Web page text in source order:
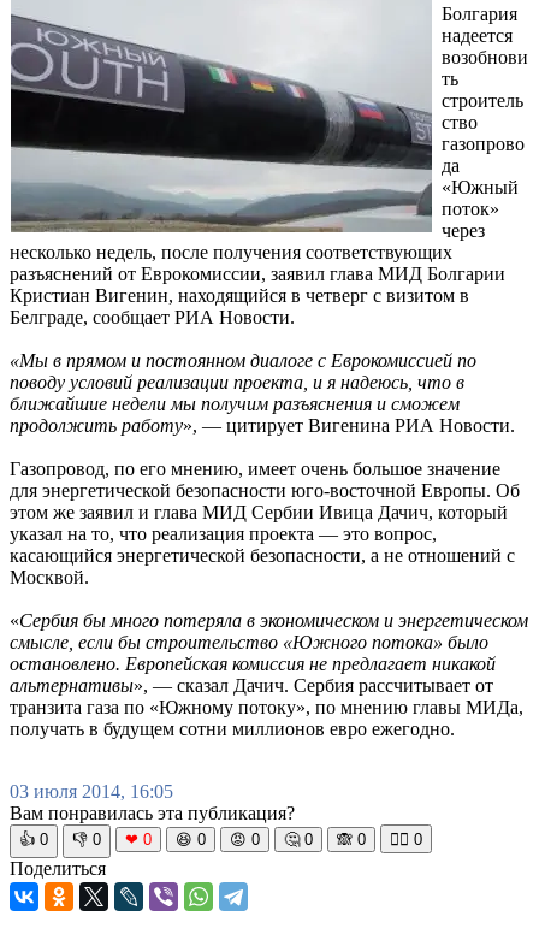
Болгария
надеется
возобнови
ть
строитель
ство
газопрово
да
«Южный
поток»
через
несколько недель, после получения соответствующих
разъяснений от Еврокомиссии, заявил глава МИД Болгарии
Кристиан Вигенин, находящийся в четверг с визитом в
Белграде, сообщает РИА Новости.
«Мы в прямом и постоянном диалоге с Еврокомиссией по
поводу условий реализации проекта, и я надеюсь, что в
ближайшие недели мы получим разъяснения и сможем
продолжить работу», — цитирует Вигенина РИА Новости.
Газопровод, по его мнению, имеет очень большое значение
для энергетической безопасности юго-восточной Европы. Об
этом же заявил и глава МИД Сербии Ивица Дачич, который
указал на то, что реализация проекта — это вопрос,
касающийся энергетической безопасности, а не отношений с
Москвой.
«Сербия бы много потеряла в экономическом и энергетическом
смысле, если бы строительство «Южного потока» было
остановлено. Европейская комиссия не предлагает никакой
альтернативы», — сказал Дачич. Сербия рассчитывает от
транзита газа по «Южному потоку», по мнению главы МИДа,
получать в будущем сотни миллионов евро ежегодно.
03 июля 2014, 16:05
Вам понравилась эта публикация?
👍 0 👎 0 ❤ 0 😆 0 😡 0 🤔 0 🙈 0 🧘‍♀️ 0
Поделиться